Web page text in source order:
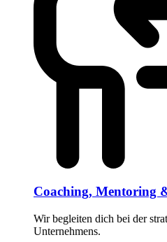
Coaching, Mentoring
Wir begleiten dich bei der
Unternehmens.